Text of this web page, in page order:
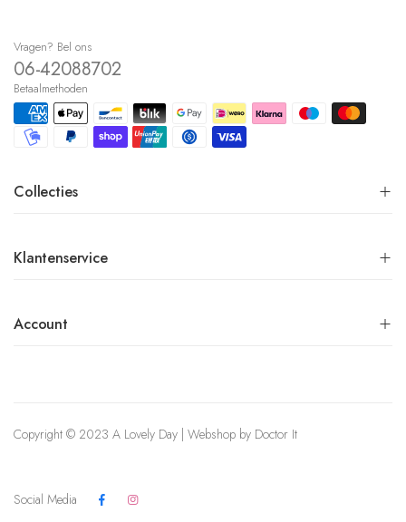
Vragen? Bel ons
06-42088702
Betaalmethoden
Collecties
Klantenservice
Account
Copyright © 2023 A Lovely Day | Webshop by Doctor It
Social Media